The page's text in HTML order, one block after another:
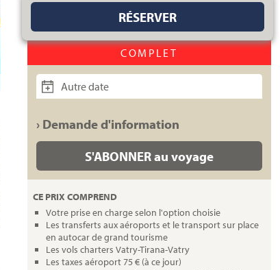
RÉSERVER
COMPLET
Autre date
› Demande d'information
S'ABONNER au voyage
CE PRIX COMPREND
Votre prise en charge selon l'option choisie
Les transferts aux aéroports et le transport sur place
en autocar de grand tourisme
Les vols charters Vatry-Tirana-Vatry
Les taxes aéroport 75 € (à ce jour)